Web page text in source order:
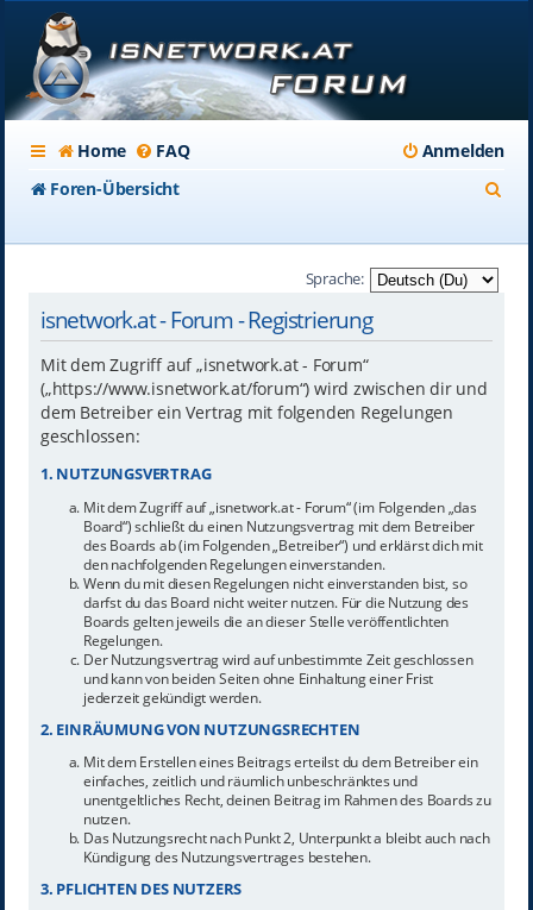
Home FAQ
Anmelden
Foren-Übersicht
Sprache:
isnetwork.at - Forum - Registrierung
Mit dem Zugriff auf „isnetwork.at - Forum“
(„https://www.isnetwork.at/forum“) wird zwischen dir und
dem Betreiber ein Vertrag mit folgenden Regelungen
geschlossen:
1. NUTZUNGSVERTRAG
Mit dem Zugriff auf „isnetwork.at - Forum“ (im Folgenden „das
Board“) schließt du einen Nutzungsvertrag mit dem Betreiber
des Boards ab (im Folgenden „Betreiber“) und erklärst dich mit
den nachfolgenden Regelungen einverstanden.
Wenn du mit diesen Regelungen nicht einverstanden bist, so
darfst du das Board nicht weiter nutzen. Für die Nutzung des
Boards gelten jeweils die an dieser Stelle veröffentlichten
Regelungen.
Der Nutzungsvertrag wird auf unbestimmte Zeit geschlossen
und kann von beiden Seiten ohne Einhaltung einer Frist
jederzeit gekündigt werden.
2. EINRÄUMUNG VON NUTZUNGSRECHTEN
Mit dem Erstellen eines Beitrags erteilst du dem Betreiber ein
einfaches, zeitlich und räumlich unbeschränktes und
unentgeltliches Recht, deinen Beitrag im Rahmen des Boards zu
nutzen.
Das Nutzungsrecht nach Punkt 2, Unterpunkt a bleibt auch nach
Kündigung des Nutzungsvertrages bestehen.
3. PFLICHTEN DES NUTZERS